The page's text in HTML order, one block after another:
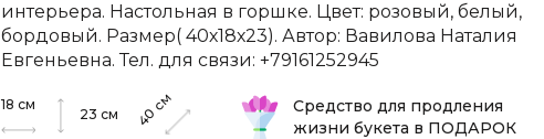
интерьера. Настольная в горшке. Цвет: розовый, белый,
бордовый. Размер( 40х18х23). Автор: Вавилова Наталия
Евгеньевна. Тел. для связи: +79161252945
18 см
23 см 40
см
Средство для продления
жизни букета в ПОДАРОК